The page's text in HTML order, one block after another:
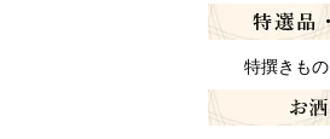
特撰きもの